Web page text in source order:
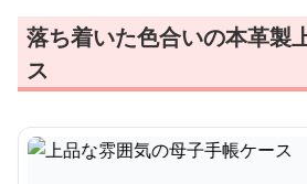
落ち着いた色合いの本革製
ス